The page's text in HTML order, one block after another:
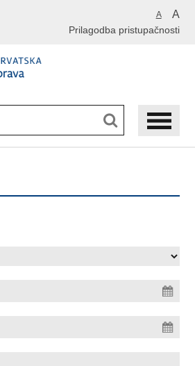
A A
Prilagodba pristupačnosti